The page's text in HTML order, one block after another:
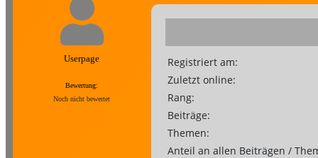
Userpage
Bewertung:
Noch nicht bewertet
Registriert am:
Zuletzt online:
Rang:
Beiträge:
Themen:
Anteil an allen Beiträgen /